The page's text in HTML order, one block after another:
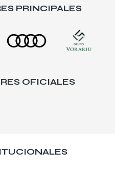
PRINCIPALES
OFICIALES